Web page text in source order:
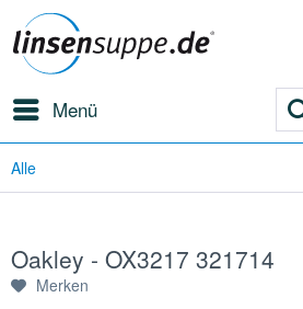
Menü
Alle
Oakley - OX3217 321714
Merken